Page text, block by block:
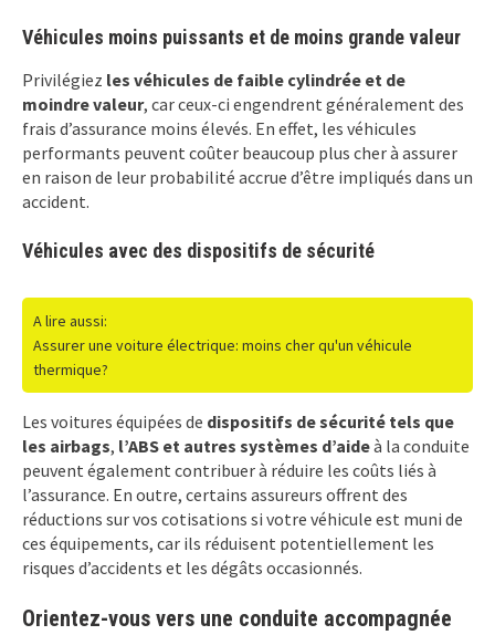
Véhicules moins puissants et de moins grande valeur
Privilégiez les véhicules de faible cylindrée et de
moindre valeur, car ceux-ci engendrent généralement des
frais d’assurance moins élevés. En effet, les véhicules
performants peuvent coûter beaucoup plus cher à assurer
en raison de leur probabilité accrue d’être impliqués dans un
accident.
Véhicules avec des dispositifs de sécurité
A lire aussi:
Assurer une voiture électrique: moins cher qu'un véhicule
thermique?
Les voitures équipées de dispositifs de sécurité tels que
les airbags, l’ABS et autres systèmes d’aideà la conduite
peuvent également contribuer à réduire les coûts liés à
l’assurance. En outre, certains assureurs offrent des
réductions sur vos cotisations si votre véhicule est muni de
ces équipements, car ils réduisent potentiellement les
risques d’accidents et les dégâts occasionnés.
Orientez-vous vers une conduite accompagnée